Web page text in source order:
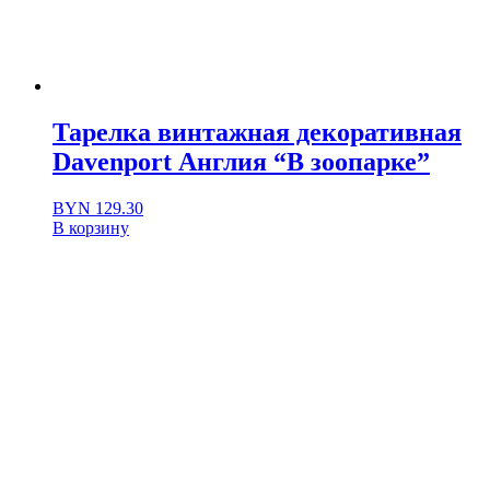
Тарелка винтажная декоративная
Davenport Англия “В зоопарке”
BYN 129.30
В корзину